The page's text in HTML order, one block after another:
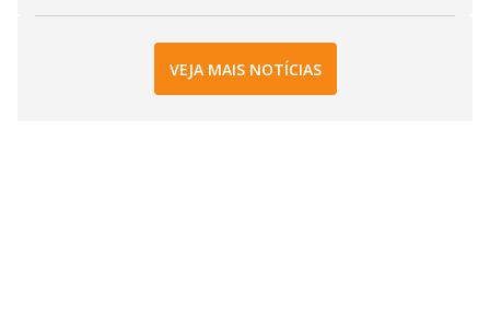
VEJA MAIS NOTÍCIAS